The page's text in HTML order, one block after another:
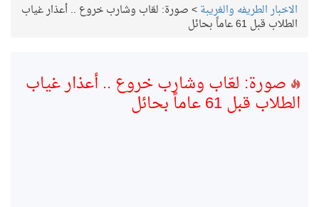
الاخبار الطريفه والغريبة>صورة: لعّاب وشارب خروع .. أعذار غياب
الطلاب قبل 61 عاماً بحائل
صورة: لعّاب وشارب خروع .. أعذار غياب
الطلاب قبل 61 عاماً بحائل